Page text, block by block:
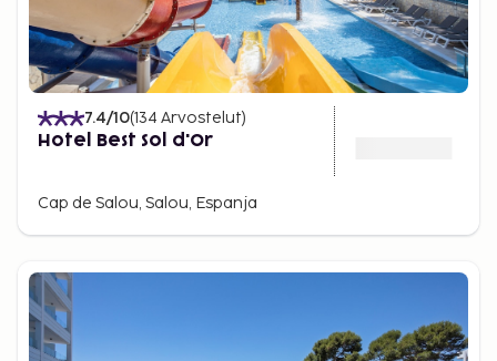
7.4/10(134 Arvostelut)
Hotel Best Sol d'Or
Cap de Salou, Salou, Espanja